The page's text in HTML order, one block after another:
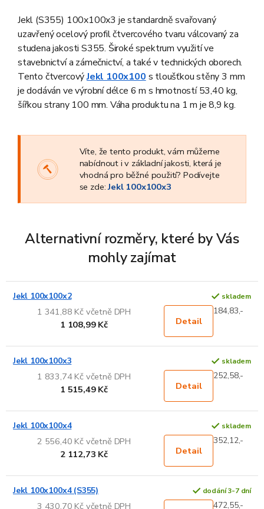
Jekl (S355) 100x100x3 je standardně svařovaný
uzavřený ocelový profil čtvercového tvaru válcovaný za
studena jakosti S355. Široké spektrum využití ve
stavebnictví a zámečnictví, a také v technických oborech.
Tento čtvercovýJekl 100x100 s tloušťkou stěny 3 mm
jedodáván ve výrobní délce 6 m s hmotností 53,40 kg,
šířkou strany 100 mm. Váha produktu na 1 m je 8,9 kg.
Víte, že tento produkt, vám můžeme
nabídnout i v základní jakosti, která je
vhodná pro běžné použití? Podívejte
se zde:Jekl 100x100x3
Alternativní rozměry, které by Vás
mohly zajímat
Jekl 100x100x2 skladem
1 341,88 Kč včetně DPH
1 108,99 Kč
Detail
184,83,-
Jekl 100x100x3 skladem
1 833,74 Kč včetně DPH
1 515,49 Kč
Detail
252,58,-
Jekl 100x100x4 skladem
2 556,40 Kč včetně DPH
2 112,73 Kč
Detail
352,12,-
Jekl 100x100x4 (S355) dodání 3-7 dní
3 430,70 Kč včetně DPH 472,55,-